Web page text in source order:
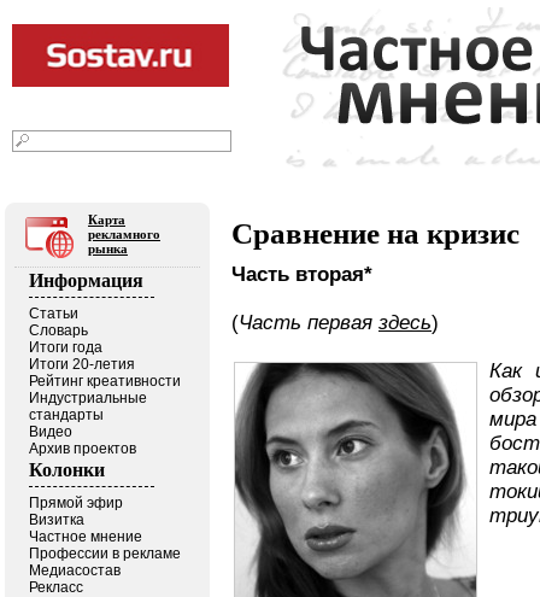
Карта
рекламного
рынка
Информация
Статьи
Словарь
Итоги года
Итоги 20-летия
Рейтинг креативности
Индустриальные
стандарты
Видео
Архив проектов
Колонки
Прямой эфир
Визитка
Частное мнение
Профессии в рекламе
Медиасостав
Рекласс
Сравнение на кризис
Часть вторая*
(Часть первая здесь)
Как